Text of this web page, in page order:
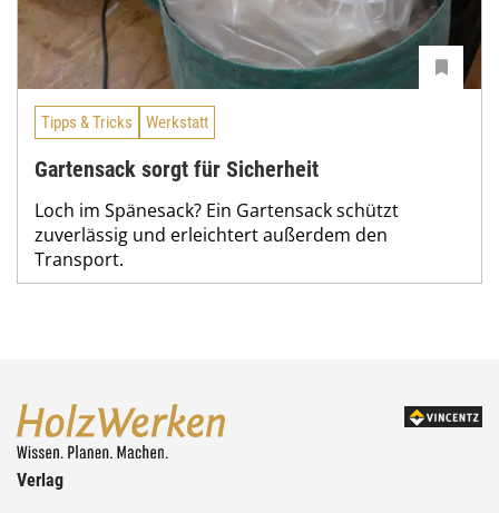
Tipps & Tricks Werkstatt
Gartensack sorgt für Sicherheit
Loch im Spänesack? Ein Gartensack schützt
zuverlässig und erleichtert außerdem den
Transport.
Verlag